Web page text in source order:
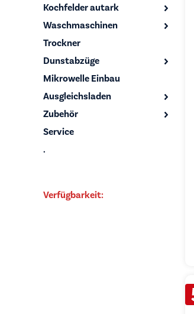
Kochfelder autark
Waschmaschinen
Trockner
Dunstabzüge
Mikrowelle Einbau
Ausgleichsladen
Zubehör
Service
.
Verfügbarkeit: